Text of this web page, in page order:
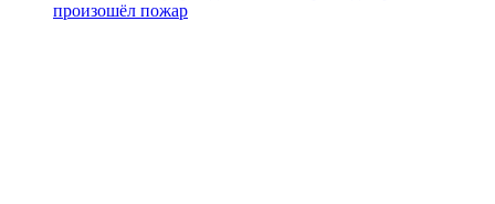
произошёл пожар